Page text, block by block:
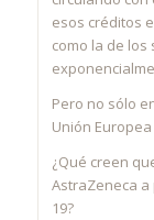
esos créditos
como la de
Pero no sólo
Unión
¿Qué creen
AstraZeneca a
19?